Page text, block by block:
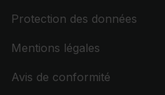
Protection des données
Mentions légales
Avis de conformité